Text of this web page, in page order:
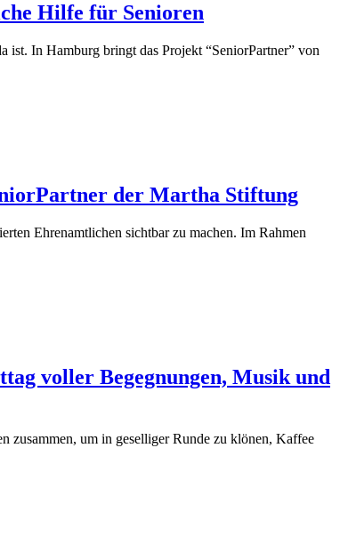
Hilfe für Senioren
ist. In Hamburg bringt das Projekt “SeniorPartner” von
der Martha Stiftung
Ehrenamtlichen sichtbar zu machen. Im Rahmen
voller Begegnungen, Musik und
zusammen, um in geselliger Runde zu klönen, Kaffee